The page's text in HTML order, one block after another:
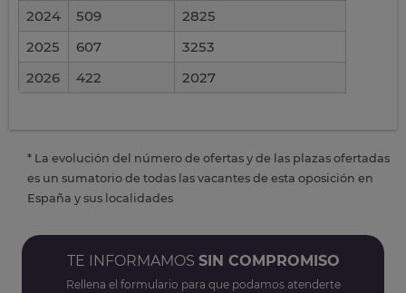
2024
509
2825
2025
607
3253
2026
422 2027
* La evolución del número de ofertas y de las plazas ofertadas
es un sumatorio de todas las vacantes de esta oposición en
España y sus localidades
TE INFORMAMOS SIN COMPROMISO
Rellena el formulario para que podamos atenderte